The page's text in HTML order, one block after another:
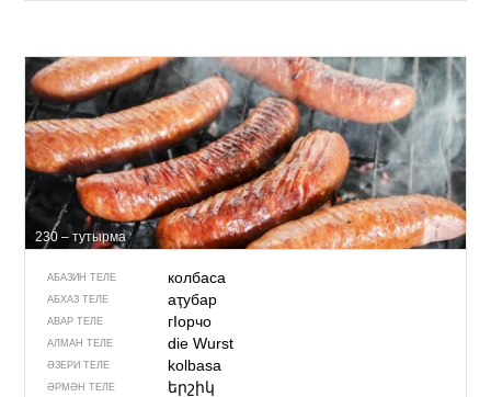
230 – тутырма
АБАЗИН ТЕЛЕ колбаса
АБХАЗ ТЕЛЕ аҭубар
АВАР ТЕЛЕ гIорчо
АЛМАН ТЕЛЕ die Wurst
ӘЗЕРИ ТЕЛЕ kolbasa
ӘРМӘН ТЕЛЕ երշիկ